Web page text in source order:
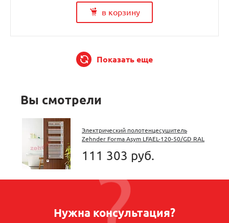
в корзину
Показать еще
Вы смотрели
Электрический полотенцесушитель
Zehnder Forma Asym LFAEL-120-50/GD RAL
111 303 руб.
Нужна консультация?